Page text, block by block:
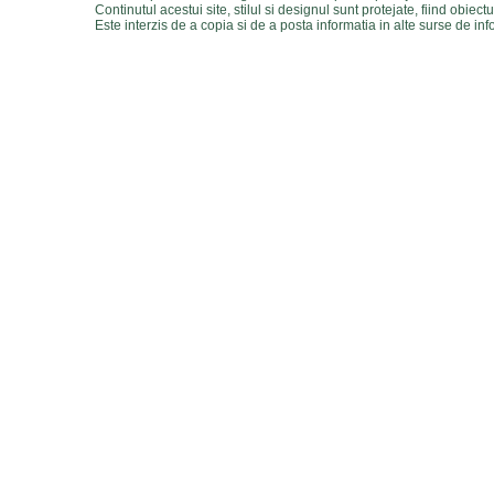
Continutul acestui site, stilul si designul sunt protejate, fiind
Este interzis de a copia si de a posta informatia in alte surse de